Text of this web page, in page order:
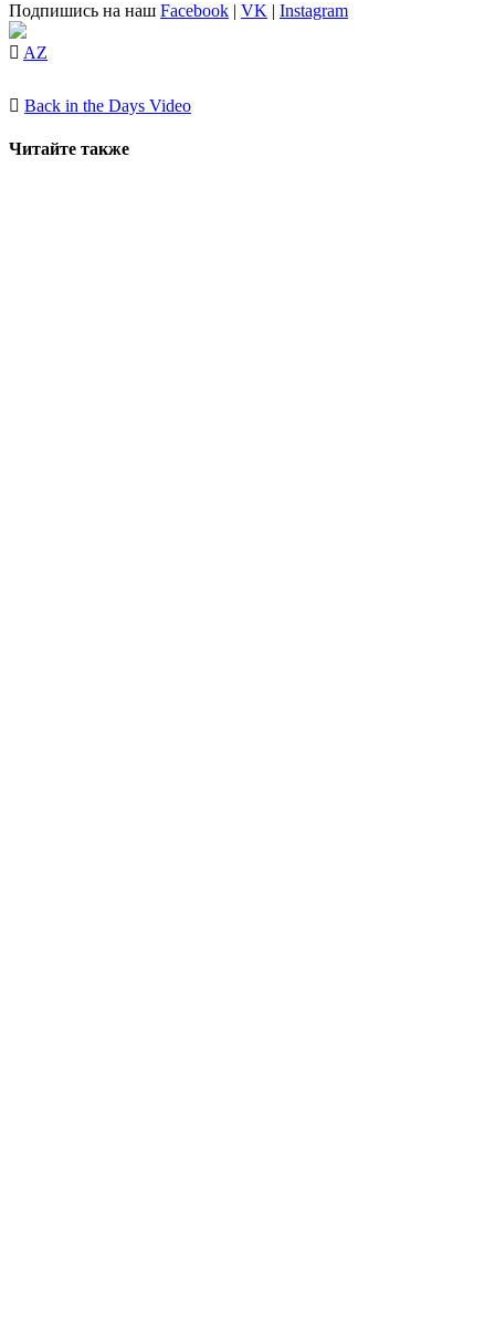
Подпишись на наш Facebook | VK | Instagram
AZ
Back in the Days Video
Читайте также